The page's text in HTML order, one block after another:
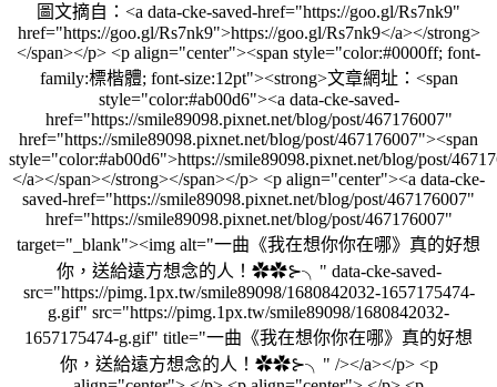
圖文摘自：<a data-cke-saved-href="https://goo.gl/Rs7nk9"
href="https://goo.gl/Rs7nk9">https://goo.gl/Rs7nk9</a></strong>
</span></p> <p align="center"><span style="color:#0000ff; font-
family:標楷體; font-size:12pt"><strong>文章網址：<span
style="color:#ab00d6"><a data-cke-saved-
href="https://smile89098.pixnet.net/blog/post/467176007"
href="https://smile89098.pixnet.net/blog/post/467176007"><span
style="color:#ab00d6">https://smile89098.pixnet.net/blog/post/
</a></span></strong></span></p> <p align="center"><a data-cke-
saved-href="https://smile89098.pixnet.net/blog/post/467176007"
href="https://smile89098.pixnet.net/blog/post/467176007"
target="_blank"><img alt="一曲《我在想你你在哪》真的好想
你，送給遠方想念的人！✿✿⊱╮" data-cke-saved-
src="https://pimg.1px.tw/smile89098/1680842032-1657175474-
g.gif" src="https://pimg.1px.tw/smile89098/1680842032-
1657175474-g.gif" title="一曲《我在想你你在哪》真的好想
你，送給遠方想念的人！✿✿⊱╮" /></a></p> <p